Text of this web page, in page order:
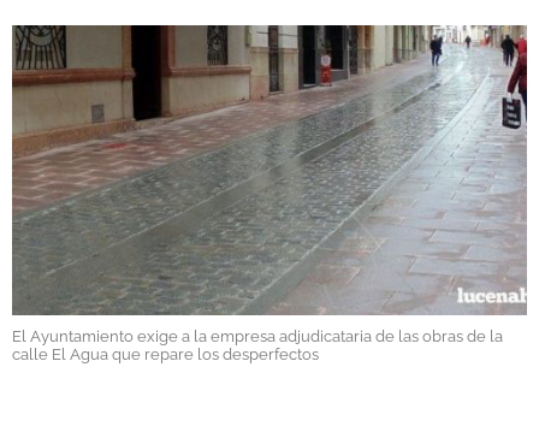
GALERÍAS
El Ayuntamiento exige a la empresa adjudicataria de las obras de la
calle El Agua que repare los desperfectos